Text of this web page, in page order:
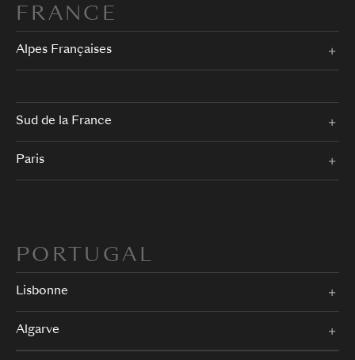
FRANCE
Alpes Françaises
Sud de la France
Paris
PORTUGAL
Lisbonne
Algarve